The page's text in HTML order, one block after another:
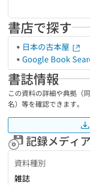
書店で探す
日本の古本屋
Google Book
書誌情報
この資料の詳細や典拠（
名）等を確認できます。
記録メディア
資料種別
雑誌